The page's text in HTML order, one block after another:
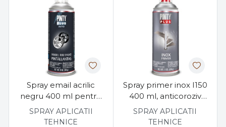
Spray email acrilic
negru 400 ml pentru
jante auto
SPRAY APLICATII
TEHNICE
Spray primer inox I150
400 ml, anticoroziv
acrilic lucios cu
pigmenti 316L
SPRAY APLICATII
TEHNICE